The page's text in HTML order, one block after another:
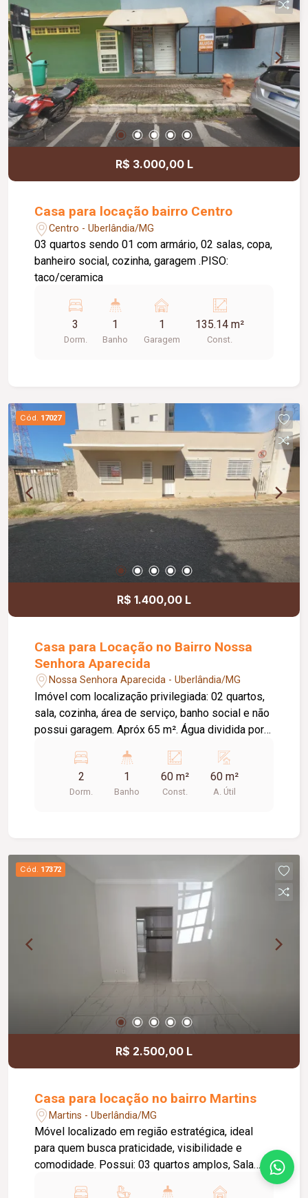
R$ 3.000,00 L
Casa para locação bairro Centro
Centro - Uberlândia/MG
03 quartos sendo 01 com armário, 02 salas, copa,
banheiro social, cozinha, garagem .PISO:
taco/ceramica
3
Dorm.
1
Banho
1
Garagem
135.14 m²
Const.
Cód. 17027
R$ 1.400,00 L
Casa para Locação no Bairro Nossa
Senhora Aparecida
Nossa Senhora Aparecida - Uberlândia/MG
Imóvel com localização privilegiada: 02 quartos,
sala, cozinha, área de serviço, banho social e não
possui garagem. Apróx 65 m². Água dividida por
2
Dorm.
1
Banho
60 m²
Const.
60 m²
A. Útil
Cód. 17372
R$ 2.500,00 L
Casa para locação no bairro Martins
Martins - Uberlândia/MG
Móvel localizado em região estratégica, ideal
para quem busca praticidade, visibilidade e
comodidade. Possui: 03 quartos amplos, Sala
espaçosa com ótima iluminação, Banheiro social,